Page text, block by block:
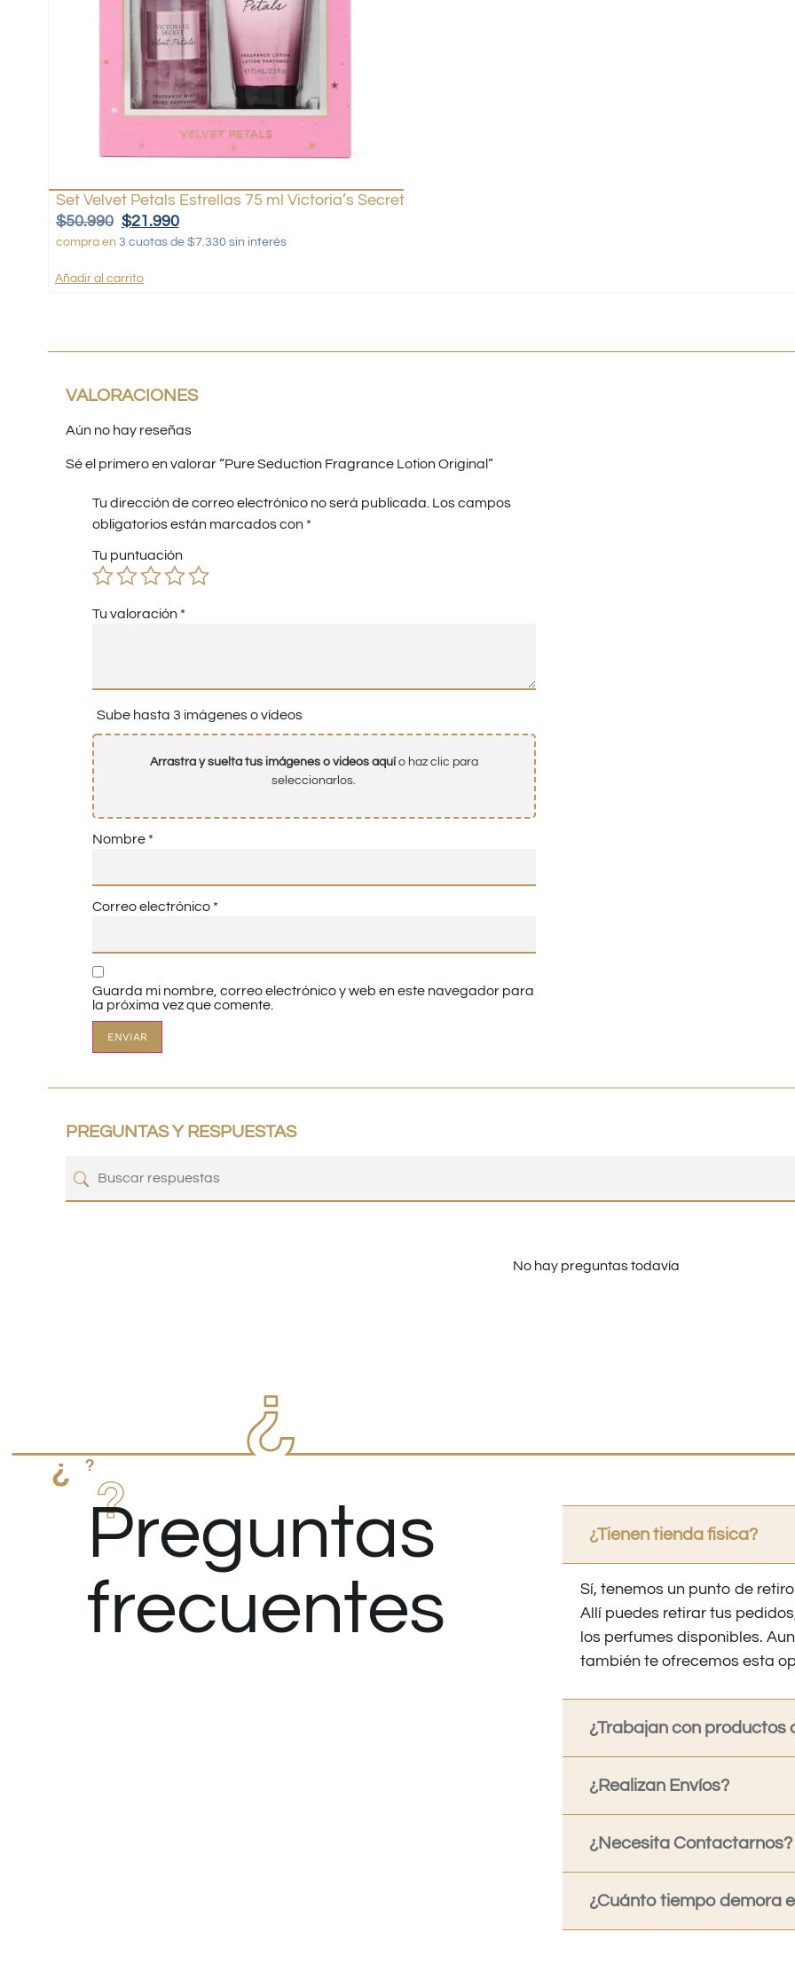
Set Velvet Petals Estrellas 75 ml Victoria’s Secret
$50.990 $21.990
compra en 3 cuotas de $7.330 sin interés
Añadir al carrito
VALORACIONES
Aún no hay reseñas
Sé el primero en valorar “Pure Seduction Fragrance Lotion Original”
Tu dirección de correo electrónico no será publicada. Los campos
obligatorios están marcados con *
Tu puntuación
Tu valoración *
Sube hasta 3 imágenes o vídeos
Arrastra y suelta tus imágenes o videos aquío haz clic para
seleccionarlos.
Nombre *
Correo electrónico *
Guarda mi nombre, correo electrónico y web en este navegador para
la próxima vez que comente.
PREGUNTAS Y RESPUESTAS
No hay preguntas todavía
Preguntas
frecuentes
¿Tienen tienda fisica?
Sí, tenemos un punto de
Allí puedes retirar tus
los perfumes disponibles.
también te ofrecemos esta
¿Trabajan con productos
¿Realizan Envíos?
¿Necesita Contactarnos?
¿Cuánto tiempo demora